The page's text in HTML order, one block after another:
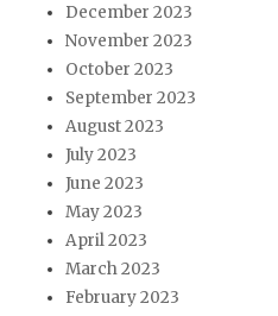
December 2023
November 2023
October 2023
September 2023
August 2023
July 2023
June 2023
May 2023
April 2023
March 2023
February 2023